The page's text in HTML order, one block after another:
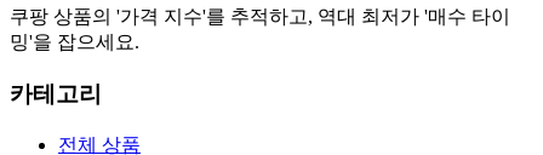
쿠팡 상품의 '가격 지수'를 추적하고, 역대 최저가 '매수 타이
밍'을 잡으세요.
카테고리
전체 상품